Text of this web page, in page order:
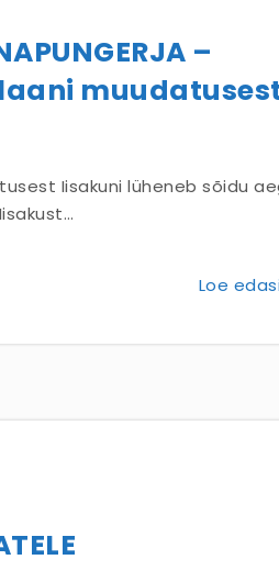
–
Iisakuni lüheneb sõidu
Loe